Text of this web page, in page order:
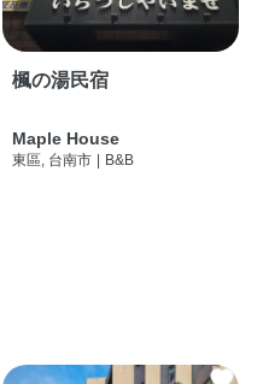
楓の湯民宿
Maple House
東區, 台南市 | B&B